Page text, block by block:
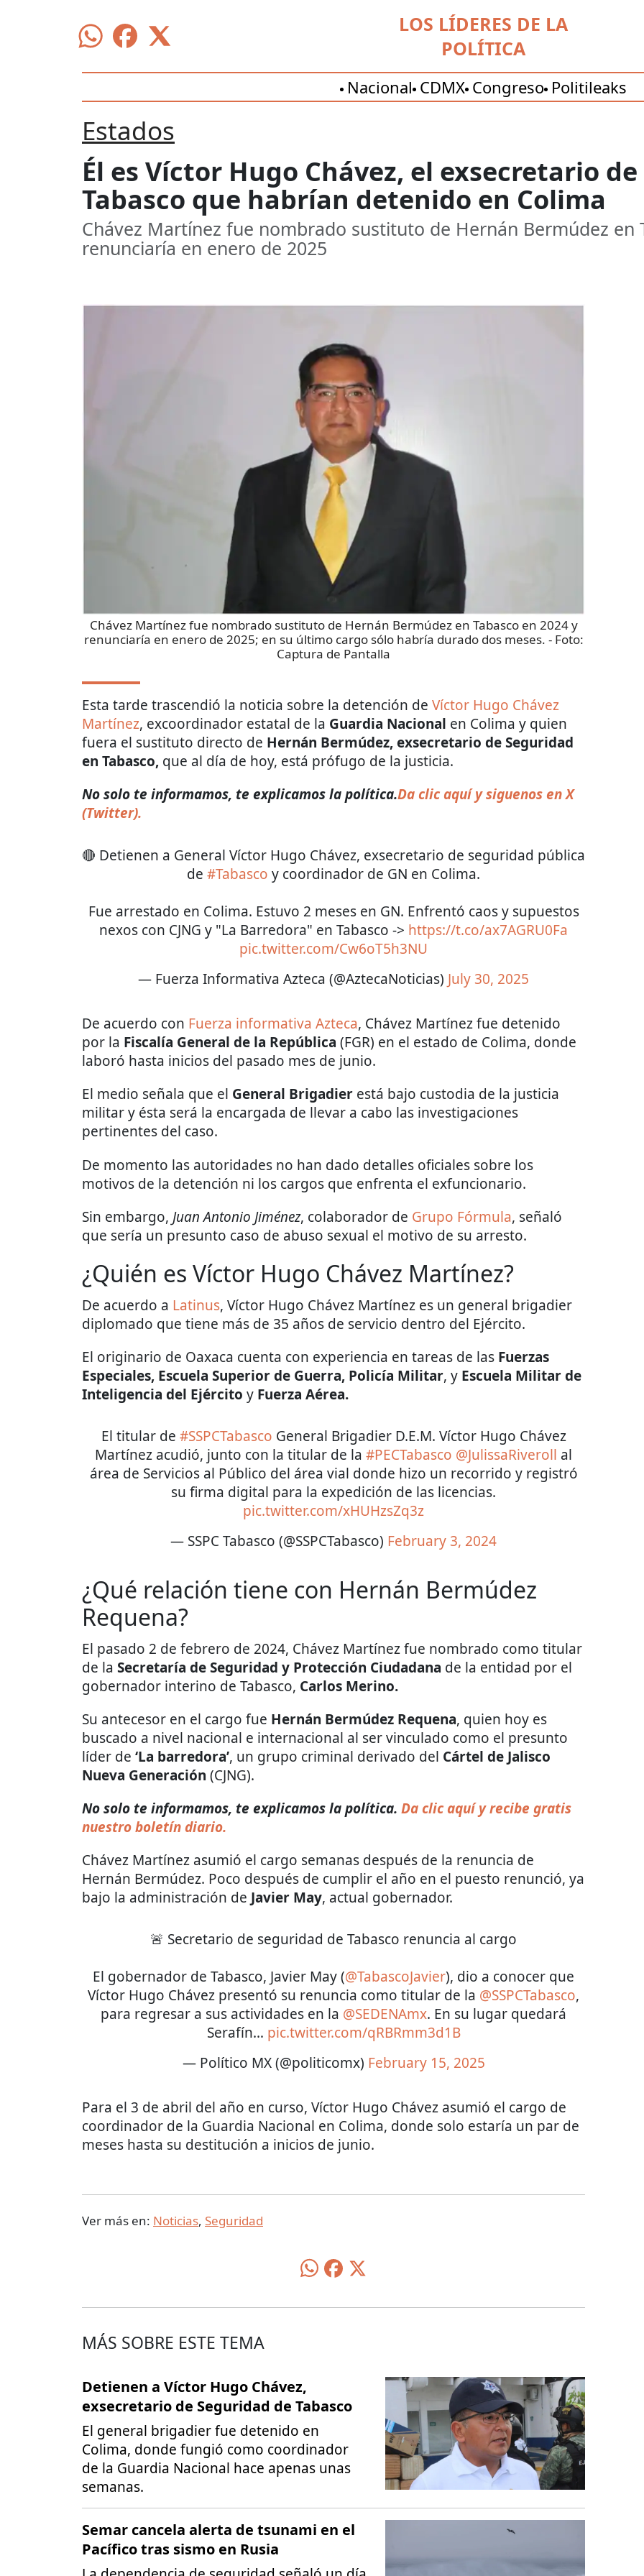
LOS LÍDERES DE LA
POLÍTICA
Nacional CDMX Congreso Politileaks
Estados
Él es Víctor Hugo Chávez, el exsecretario
Tabasco que habrían detenido en Colima
Chávez Martínez fue nombrado sustituto de Hernán Bermúdez en
renunciaría en enero de 2025
Chávez Martínez fue nombrado sustituto de Hernán Bermúdez en Tabasco en 2024 y
renunciaría en enero de 2025; en su último cargo sólo habría durado dos meses. - Foto:
Captura de Pantalla
Esta tarde trascendió la noticia sobre la detención de Víctor Hugo Chávez
Martínez, excoordinador estatal de la Guardia Nacional en Colima y quien
fuera el sustituto directo de Hernán Bermúdez, exsecretario de Seguridad
en Tabasco, que al día de hoy, está prófugo de la justicia.
No solo te informamos, te explicamos la política.Da clic aquí y siguenos en X
(Twitter).
🔴 Detienen a General Víctor Hugo Chávez, exsecretario de seguridad pública
de #Tabasco y coordinador de GN en Colima.
Fue arrestado en Colima. Estuvo 2 meses en GN. Enfrentó caos y supuestos
nexos con CJNG y "La Barredora" en Tabasco -> https://t.co/ax7AGRU0Fa
pic.twitter.com/Cw6oT5h3NU
— Fuerza Informativa Azteca (@AztecaNoticias) July 30, 2025
De acuerdo con Fuerza informativa Azteca, Chávez Martínez fue detenido
por la Fiscalía General de la República (FGR) en el estado de Colima, donde
laboró hasta inicios del pasado mes de junio.
El medio señala que el General Brigadier está bajo custodia de la justicia
militar y ésta será la encargada de llevar a cabo las investigaciones
pertinentes del caso.
De momento las autoridades no han dado detalles oficiales sobre los
motivos de la detención ni los cargos que enfrenta el exfuncionario.
Sin embargo, Juan Antonio Jiménez, colaborador de Grupo Fórmula, señaló
que sería un presunto caso de abuso sexual el motivo de su arresto.
¿Quién es Víctor Hugo Chávez Martínez?
De acuerdo a Latinus, Víctor Hugo Chávez Martínez es un general brigadier
diplomado que tiene más de 35 años de servicio dentro del Ejército.
El originario de Oaxaca cuenta con experiencia en tareas de las Fuerzas
Especiales, Escuela Superior de Guerra, Policía Militar, y Escuela Militar de
Inteligencia del Ejército y Fuerza Aérea.
El titular de #SSPCTabasco General Brigadier D.E.M. Víctor Hugo Chávez
Martínez acudió, junto con la titular de la #PECTabasco @JulissaRiveroll al
área de Servicios al Público del área vial donde hizo un recorrido y registró
su firma digital para la expedición de las licencias.
pic.twitter.com/xHUHzsZq3z
— SSPC Tabasco (@SSPCTabasco) February 3, 2024
¿Qué relación tiene con Hernán Bermúdez
Requena?
El pasado 2 de febrero de 2024, Chávez Martínez fue nombrado como titular
de la Secretaría de Seguridad y Protección Ciudadana de la entidad por el
gobernador interino de Tabasco, Carlos Merino.
Su antecesor en el cargo fue Hernán Bermúdez Requena, quien hoy es
buscado a nivel nacional e internacional al ser vinculado como el presunto
líder de ‘La barredora’, un grupo criminal derivado del Cártel de Jalisco
Nueva Generación (CJNG).
No solo te informamos, te explicamos la política. Da clic aquí y recibe gratis
nuestro boletín diario.
Chávez Martínez asumió el cargo semanas después de la renuncia de
Hernán Bermúdez. Poco después de cumplir el año en el puesto renunció, ya
bajo la administración de Javier May, actual gobernador.
🚨 Secretario de seguridad de Tabasco renuncia al cargo
El gobernador de Tabasco, Javier May (@TabascoJavier), dio a conocer que
Víctor Hugo Chávez presentó su renuncia como titular de la @SSPCTabasco,
para regresar a sus actividades en la @SEDENAmx. En su lugar quedará
Serafín… pic.twitter.com/qRBRmm3d1B
— Político MX (@politicomx) February 15, 2025
Para el 3 de abril del año en curso, Víctor Hugo Chávez asumió el cargo de
coordinador de la Guardia Nacional en Colima, donde solo estaría un par de
meses hasta su destitución a inicios de junio.
Ver más en: Noticias, Seguridad
MÁS SOBRE ESTE TEMA
Detienen a Víctor Hugo Chávez,
exsecretario de Seguridad de Tabasco
El general brigadier fue detenido en
Colima, donde fungió como coordinador
de la Guardia Nacional hace apenas unas
semanas.
Semar cancela alerta de tsunami en el
Pacífico tras sismo en Rusia